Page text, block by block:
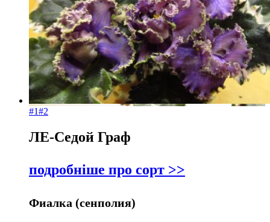
#1#2
ЛЕ-Седой Граф
подробніше про сорт >>
Фиалка (сенполия)